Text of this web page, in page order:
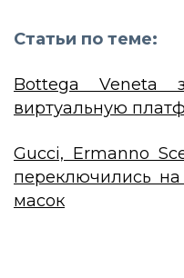
Статьи по теме:
Bottega Veneta
виртуальную
Gucci, Ermanno
переключились
масок